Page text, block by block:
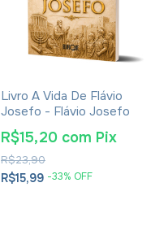
Livro A Vida De Flávio
Josefo - Flávio Josefo
R$15,99 -33% OFF
R$23,90
R$15,20 com Pix